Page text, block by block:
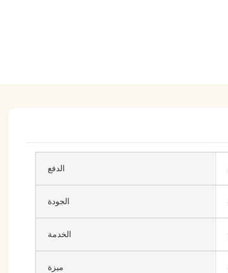
الدفع
الجودة
الخدمة
ميزة